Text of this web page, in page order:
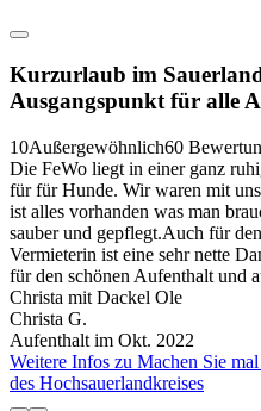
Kurzurlaub im
Ausgangspunkt für alle
10Außergewöhnlich60
Die FeWo liegt in einer ganz
für für Hunde. Wir waren mit
ist alles vorhanden was man
sauber und gepflegt.Auch für
Vermieterin ist eine sehr nette
für den schönen Aufenthalt und
Christa mit Dackel Ole
Christa G.
Aufenthalt im Okt. 2022
Weitere Infos zu Machen Sie
des Hochsauerlandkreises